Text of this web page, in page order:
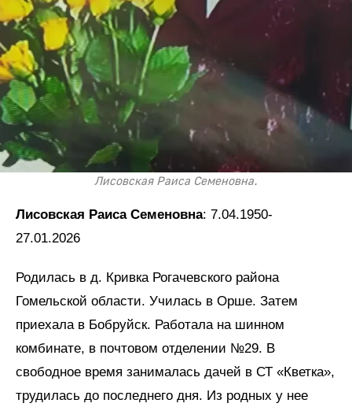
Лисовская Раиса Семеновна.
Лисовская Раиса Семеновна: 7.04.1950-
27.01.2026
Родилась в д. Кривка Рогачевского района
Гомельской области. Училась в Орше. Затем
приехала в Бобруйск. Работала на шинном
комбинате, в почтовом отделении №29. В
свободное время занималась дачей в СТ «Кветка»,
трудилась до последнего дня. Из родных у нее